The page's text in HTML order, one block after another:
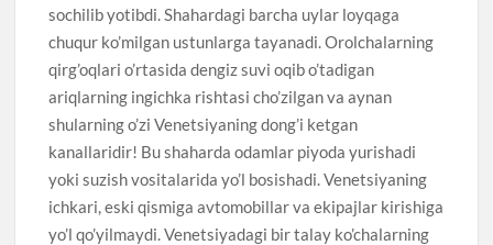
sochilib yotibdi. Shahardagi barcha uylar loyqaga
chuqur ko’milgan ustunlarga tayanadi. Orolchalarning
qirg’oqlari o’rtasida dengiz suvi oqib o’tadigan
ariqlarning ingichka rishtasi cho’zilgan va aynan
shularning o’zi Venetsiyaning dong’i ketgan
kanallaridir! Bu shaharda odamlar piyoda yurishadi
yoki suzish vositalarida yo’l bosishadi. Venetsiyaning
ichkari, eski qismiga avtomobillar va ekipajlar kirishiga
yo’l qo’yilmaydi. Venetsiyadagi bir talay ko’chalarning